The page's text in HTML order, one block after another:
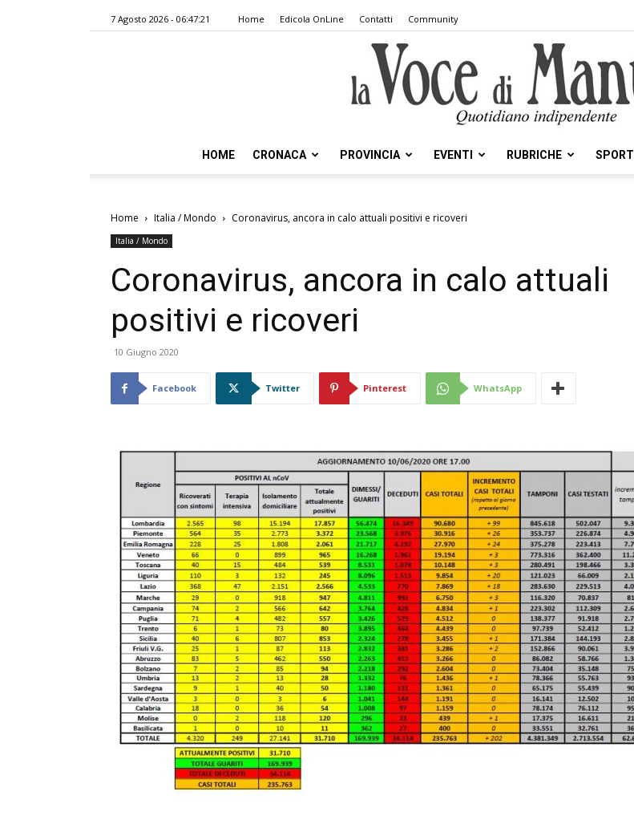
7 Agosto 2026 - 06:47:21 Home Edicola OnLine Contatti Community
Voce
Mantova
HOME CRONACA PROVINCIA EVENTI RUBRICHE SPORT
Home Italia / Mondo Coronavirus, ancora in calo attuali positivi e ricoveri
Italia / Mondo
Coronavirus, ancora in calo attuali
positivi e ricoveri
10 Giugno 2020
Facebook Twitter Pinterest WhatsApp